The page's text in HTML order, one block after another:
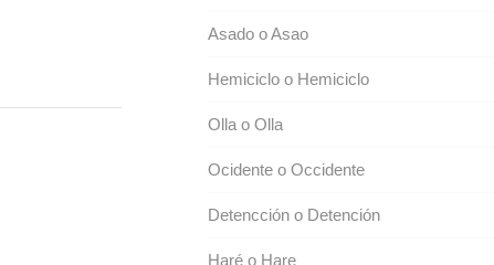
Asado o Asao
Hemiciclo o Hemiciclo
Olla o Olla
Ocidente o Occidente
Detencción o Detención
Haré o Hare